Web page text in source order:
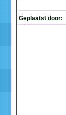
Geplaatst door: